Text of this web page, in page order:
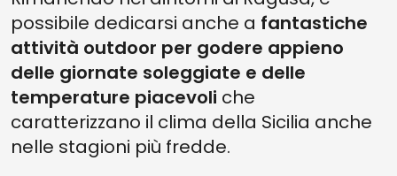
possibile dedicarsi anche a fantastiche
attività outdoor per godere appieno
delle giornate soleggiate e delle
temperature piacevoli che
caratterizzano il clima della Sicilia anche
nelle stagioni più fredde.